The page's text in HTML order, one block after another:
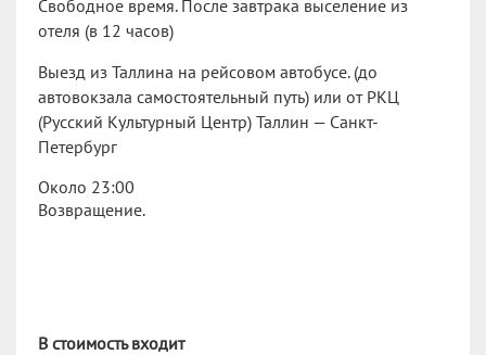
Свободное время. После завтрака выселение из
отеля (в 12 часов)
Выезд из Таллина на рейсовом автобусе. (до
автовокзала самостоятельный путь) или от РКЦ
(Русский Культурный Центр) Таллин — Санкт-
Петербург
Около 23:00
Возвращение.
В стоимость входит